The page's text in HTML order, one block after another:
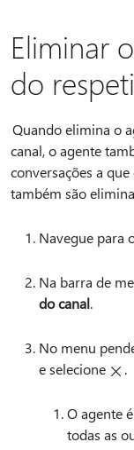
Eliminar
do
Quando elimina o
canal, o agente
conversações a
também são
Navegue para
Na barra de
do canal.
No menu
e selecione
.
O agente
todas as